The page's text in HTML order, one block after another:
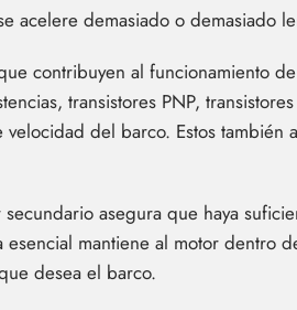
acelere demasiado o demasiado
contribuyen al funcionamiento
transistores PNP,
del barco. Estos
asegura que haya
mantiene al motor dentro
desea el barco.